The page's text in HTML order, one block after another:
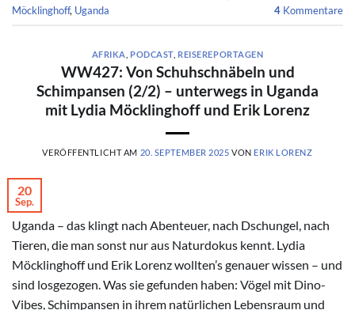
Möcklinghoff, Uganda 4 Kommentare
AFRIKA PODCAST, REISEREPORTAGEN
WW427: Von Schuhschnäbeln und
Schimpansen (2/2) – unterwegs in Uganda
mit Lydia Möcklinghoff und Erik Lorenz
VERÖFFENTLICHT AM 20. SEPTEMBER 2025 VON ERIK LORENZ
20
Sep.
Uganda – das klingt nach Abenteuer, nach Dschungel, nach
Tieren, die man sonst nur aus Naturdokus kennt. Lydia
Möcklinghoff und Erik Lorenz wollten’s genauer wissen – und
sind losgezogen. Was sie gefunden haben: Vögel mit Dino-
Vibes, Schimpansen in ihrem natürlichen Lebensraum und